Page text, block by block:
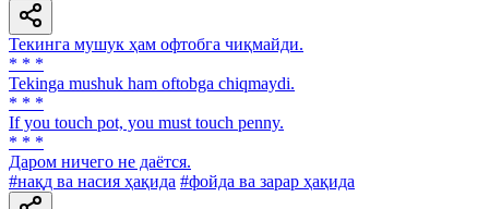
Текинга мушук ҳам офтобга чиқмайди.
* * *
Tekinga mushuk ham oftobga chiqmaydi.
* * *
If you touch pot, you must touch penny.
* * *
Даром ничего не даётся.
#нақд ва насия ҳақида #фойда ва зарар ҳақида